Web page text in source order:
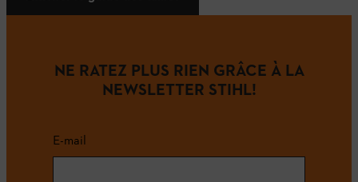
NE RATEZ PLUS RIEN GRÂCE À LA
NEWSLETTER STIHL!
E-mail